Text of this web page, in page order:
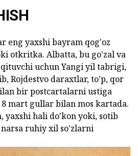
eng yaxshi bayram qog'oz
otkritka. Albatta, bu go'zal va
uchun Yangi yil tabrigi,
Rojdestvo daraxtlar, to'p, qor
bir postcartalarni ustiga
mart gullar bilan mos kartada.
yaxshi hali do'kon yoki, sotib
ruhiy xil so'zlarni